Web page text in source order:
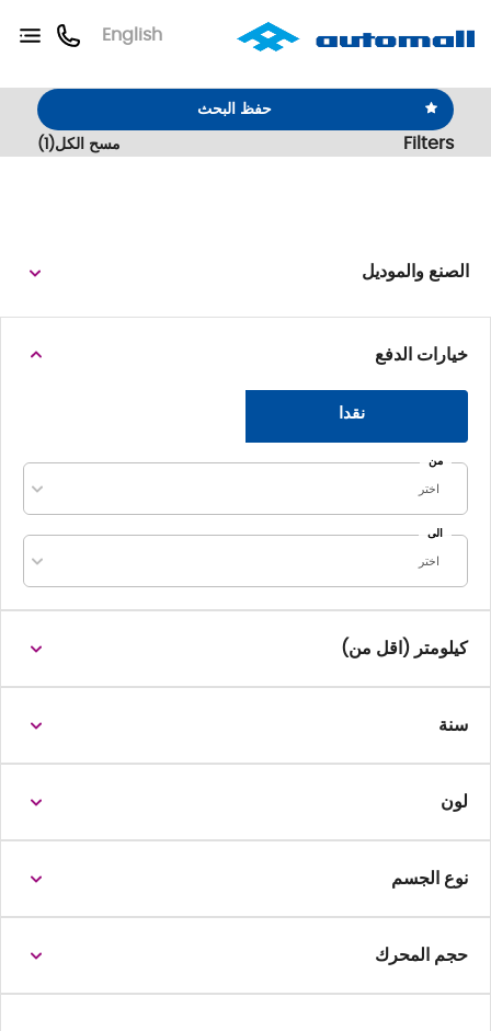
English
حفظ البحث
Filters مسح الكل(
)
الصنع والموديل
خيارات الدفع
نقدا
من
اختر
الى
اختر
كيلومتر (اقل من)
سنة
لون
نوع الجسم
حجم المحرك